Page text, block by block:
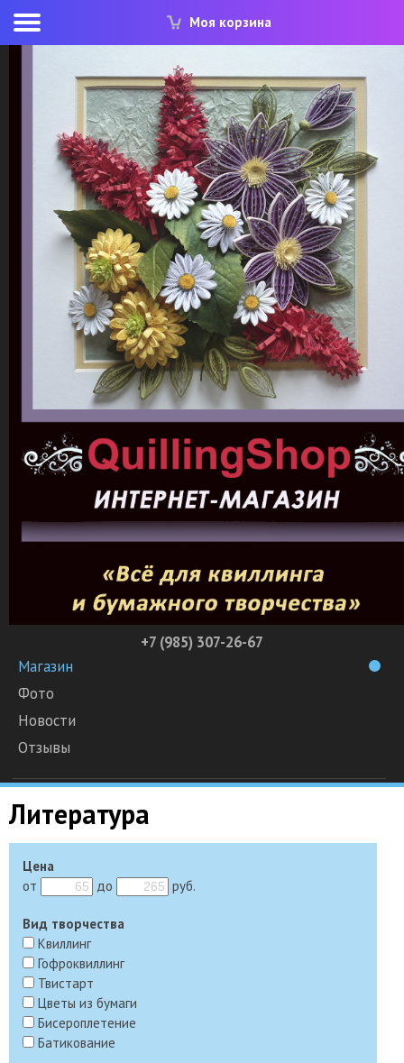
Моя корзина
+7 (985) 307-26-67
Магазин
Фото
Новости
Отзывы
Литература
Цена
от
до руб.
Вид творчества
Квиллинг
Гофроквиллинг
Твистарт
Цветы из бумаги
Бисероплетение
Батикование